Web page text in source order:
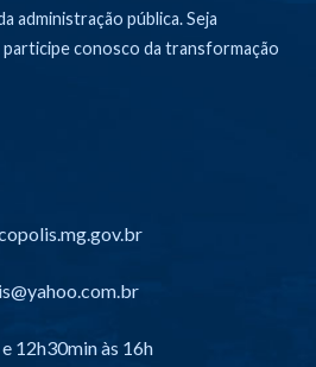
administração pública. Seja
conosco da transformação
12h30min às 16h